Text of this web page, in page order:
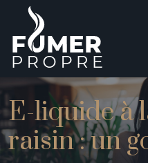
E-liquide à
raisin : un